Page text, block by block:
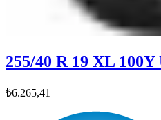
255/40 R 19 XL
₺6.265,41